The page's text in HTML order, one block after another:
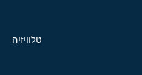
טלוויזיה